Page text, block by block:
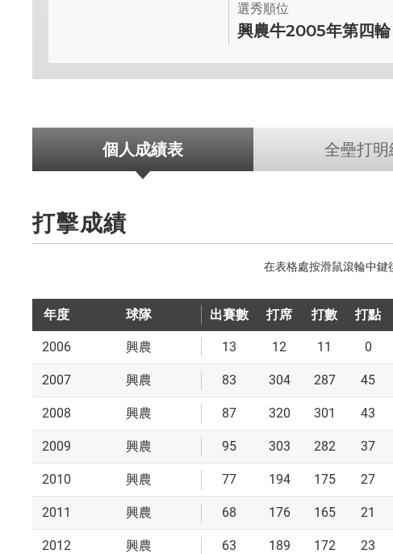
選秀順位
興農牛2005年第四輪
個人成績表 全壘打明
打擊成績
年度 球隊 出賽數 打席 打數 打點
2006 興農 13 12 11 0
2007 興農 83 304 287 45
2008 興農 87 320 301 43
2009 興農 95 303 282 37
2010 興農 77 194 175 27
2011 興農 68 176 165 21
2012 興農 63 189 172 23